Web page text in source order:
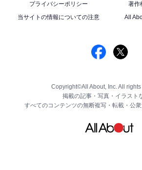
プライバシーポリシー
著作
当サイトの情報についての注意
All
Copyright©All About, Inc. All
掲載の記事・写真・イラスト
すべてのコンテンツの無断複写・転載・公衆